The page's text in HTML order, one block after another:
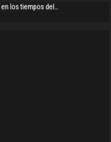
los tiempos del…